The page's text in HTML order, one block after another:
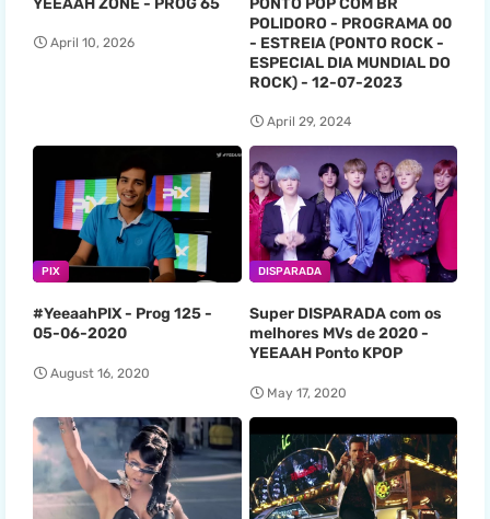
April 10, 2026
POLIDORO - PROGRAMA 00
- ESTREIA (PONTO ROCK -
ESPECIAL DIA MUNDIAL DO
ROCK) - 12-07-2023
April 29, 2024
PIX
#YeeaahPIX - Prog 125 -
05-06-2020
August 16, 2020
DISPARADA
Super DISPARADA com os
melhores MVs de 2020 -
YEEAAH Ponto KPOP
May 17, 2020